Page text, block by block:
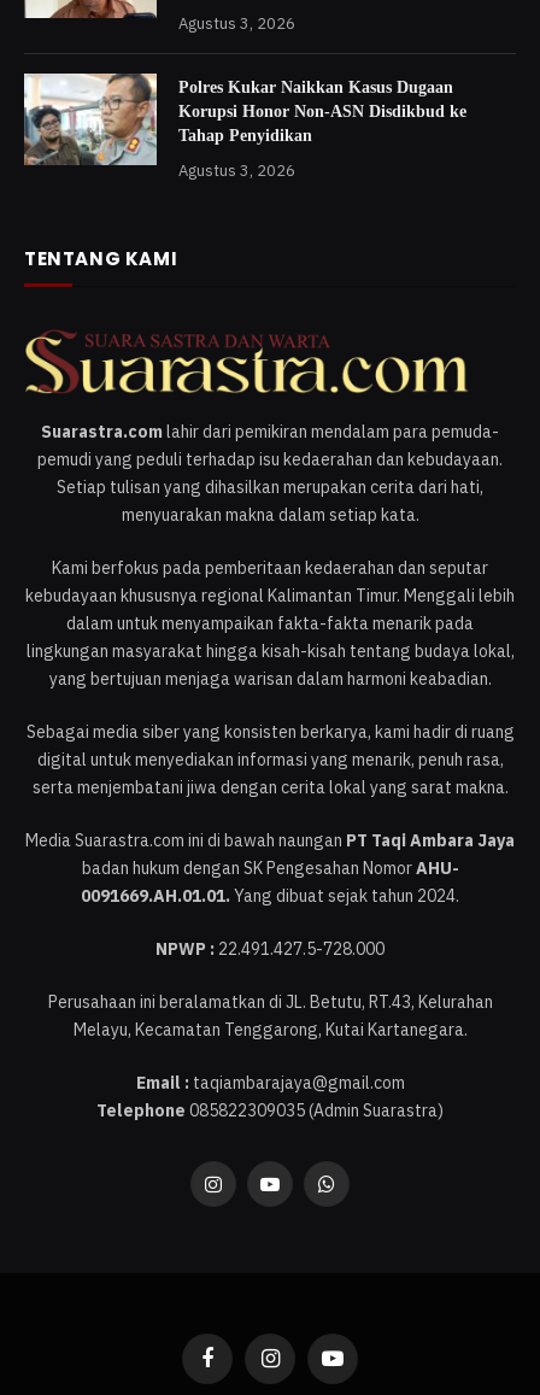
Agustus 3, 2026
Polres Kukar Naikkan Kasus Dugaan
Korupsi Honor Non-ASN Disdikbud ke
Tahap Penyidikan
Agustus 3, 2026
TENTANG KAMI
Suarastra.comlahir dari pemikiran mendalam para pemuda-
pemudi yang peduli terhadap isu kedaerahan dan kebudayaan.
Setiap tulisan yang dihasilkan merupakan cerita dari hati,
menyuarakan makna dalam setiap kata.
Kami berfokus pada pemberitaan kedaerahan dan seputar
kebudayaan khususnya regional Kalimantan Timur. Menggali lebih
dalam untuk menyampaikan fakta-fakta menarik pada
lingkungan masyarakat hingga kisah-kisah tentang budaya lokal,
yang bertujuan menjaga warisan dalam harmoni keabadian.
Sebagai media siber yang konsisten berkarya, kami hadir di ruang
digital untuk menyediakan informasi yang menarik, penuh rasa,
serta menjembatani jiwa dengan cerita lokal yang sarat makna.
Media Suarastra.com ini di bawah naungan PT Taqi Ambara Jaya
badan hukum dengan SK Pengesahan NomorAHU-
0091669.AH.01.01.Yang dibuat sejak tahun 2024.
NPWP : 22.491.427.5-728.000
Perusahaan ini beralamatkan di JL. Betutu, RT.43, Kelurahan
Melayu, Kecamatan Tenggarong, Kutai Kartanegara.
Email :taqiambarajaya@gmail.com
Telephone 085822309035 (Admin Suarastra)
InstagramYouTubeWhatsApp
FacebookInstagramYouTube